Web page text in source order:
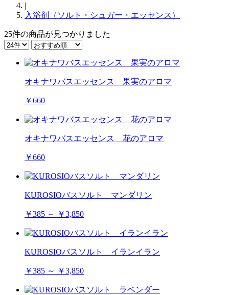
|
入浴剤（ソルト・シュガー・エッセンス）
25件の商品が見つかりました
オキナワバスエッセンス 果実のアロマ
￥660
オキナワバスエッセンス 花のアロマ
￥660
KUROSIOバスソルト マンダリン
￥385 ～ ￥3,850
KUROSIOバスソルト イランイラン
￥385 ～ ￥3,850